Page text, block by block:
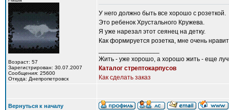
Возраст: 57
Зарегистрирован: 30.07.2007
Сообщения: 25600
Откуда: Днепропетровск
У него должно быть все хорошо с розеткой.
Это ребенок Хрустального Кружева.
Я уже нарезал этот сеянец на детку.
Как формируется розетка, мне очень
Жить - уже хорошо, а хорошо жить - еще
Каталог стрептокарпусов
Как сделать заказ
Вернуться к началу